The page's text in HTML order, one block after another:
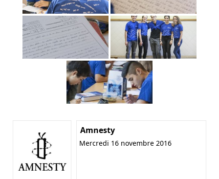
Amnesty
Mercredi 16 novembre 2016